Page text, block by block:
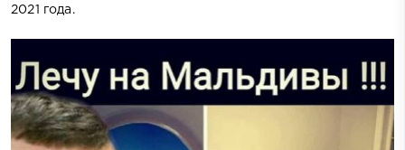
2021 года.